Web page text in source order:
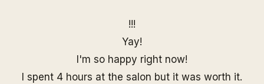
!!!
Yay!
I'm so happy right now!
I spent 4 hours at the salon but it was worth it.